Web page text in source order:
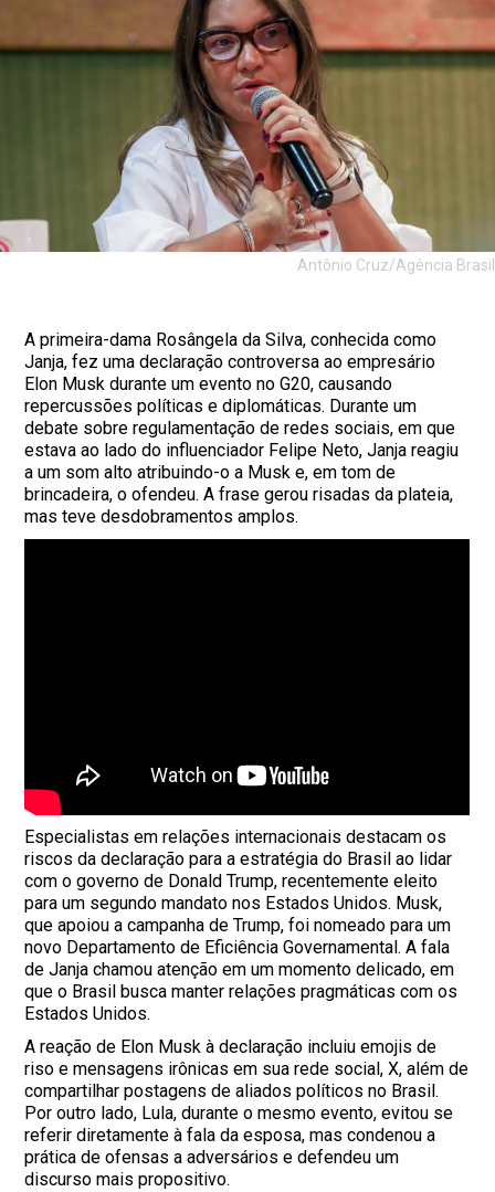
Antônio Cruz/Agência Brasil
A primeira-dama Rosângela da Silva, conhecida como
Janja, fez uma declaração controversa ao empresário
Elon Musk durante um evento no G20, causando
repercussões políticas e diplomáticas. Durante um
debate sobre regulamentação de redes sociais, em que
estava ao lado do influenciador Felipe Neto, Janja reagiu
a um som alto atribuindo-o a Musk e, em tom de
brincadeira, o ofendeu. A frase gerou risadas da plateia,
mas teve desdobramentos amplos.
Especialistas em relações internacionais destacam os
riscos da declaração para a estratégia do Brasil ao lidar
com o governo de Donald Trump, recentemente eleito
para um segundo mandato nos Estados Unidos. Musk,
que apoiou a campanha de Trump, foi nomeado para um
novo Departamento de Eficiência Governamental. A fala
de Janja chamou atenção em um momento delicado, em
que o Brasil busca manter relações pragmáticas com os
Estados Unidos.
A reação de Elon Musk à declaração incluiu emojis de
riso e mensagens irônicas em sua rede social, X, além de
compartilhar postagens de aliados políticos no Brasil.
Por outro lado, Lula, durante o mesmo evento, evitou se
referir diretamente à fala da esposa, mas condenou a
prática de ofensas a adversários e defendeu um
discurso mais propositivo.